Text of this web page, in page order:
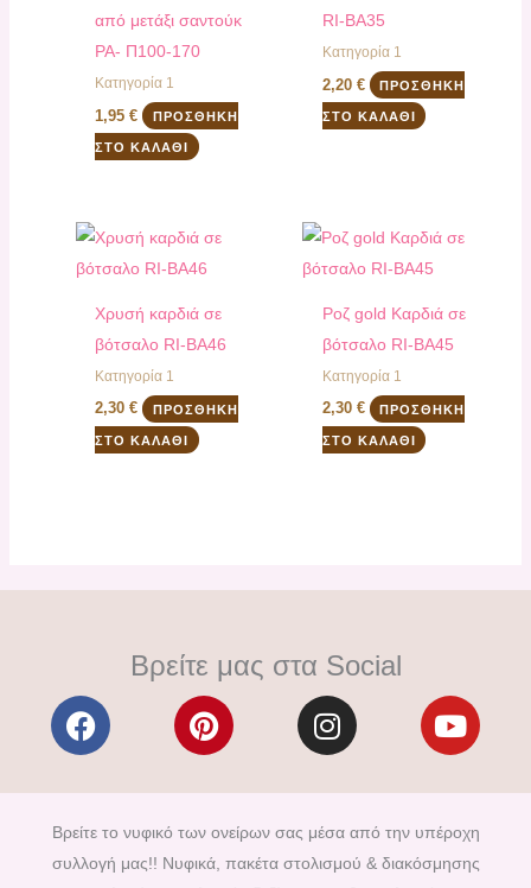
από μετάξι σαντούκ
PA- Π100-170
Κατηγορία 1
1,95€ ΠΡΟΣΘΉΚΗ
ΣΤΟ ΚΑΛΆΘΙ
RI-ΒΑ35
Κατηγορία 1
2,20 € ΠΡΟΣΘΉΚΗ
ΣΤΟ ΚΑΛΆΘΙ
Χρυσή καρδιά σε
βότσαλο RI-ΒΑ46
Κατηγορία 1
2,30€ ΠΡΟΣΘΉΚΗ
ΣΤΟ ΚΑΛΆΘΙ
Ροζ gold Καρδιά σε
βότσαλο RI-ΒΑ45
Κατηγορία 1
2,30 € ΠΡΟΣΘΉΚΗ
ΣΤΟ ΚΑΛΆΘΙ
Βρείτε μας στα Social
F
a
e
b
o
P
i
t
e
r
I
n
t
a
g
Y
o
t
u
b
Βρείτε το νυφικό των ονείρων σας μέσα από την υπέροχη
συλλογή μας!! Νυφικά, πακέτα στολισμού & διακόσμησης